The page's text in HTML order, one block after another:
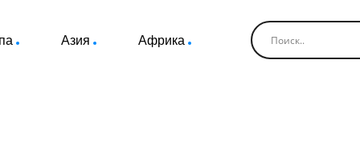
Азия Африка